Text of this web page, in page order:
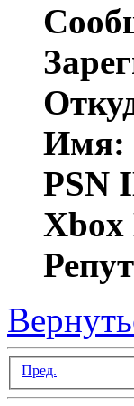
Имя:
PSN
Пред.